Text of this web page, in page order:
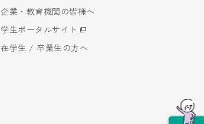
企業・教育機関の皆様へ
学生ポータルサイト
在学生 / 卒業生の方へ